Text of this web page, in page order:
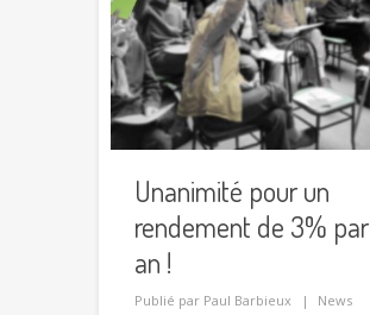
Unanimité pour un
rendement de 3% par
an !
Publié par Paul Barbieux News